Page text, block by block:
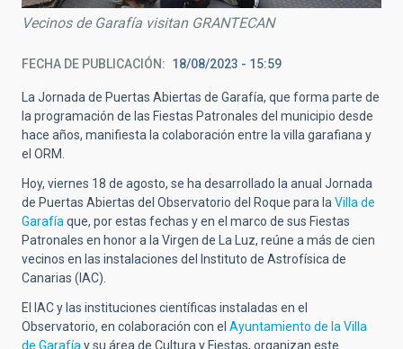
Vecinos de Garafía visitan GRANTECAN
FECHA DE PUBLICACIÓN 18/08/2023 - 15:59
La Jornada de Puertas Abiertas de Garafía, que forma parte de
la programación de las Fiestas Patronales del municipio desde
hace años, manifiesta la colaboración entre la villa garafiana y
el ORM.
Hoy, viernes 18 de agosto, se ha desarrollado la anual Jornada
de Puertas Abiertas del Observatorio del Roque para la Villa de
Garafía que, por estas fechas y en el marco de sus Fiestas
Patronales en honor a la Virgen de La Luz, reúne a más de cien
vecinos en las instalaciones del Instituto de Astrofísica de
Canarias (IAC).
El IAC y las instituciones científicas instaladas en el
Observatorio, en colaboración con el Ayuntamiento de la Villa
de Garafía y su área de Cultura y Fiestas, organizan este